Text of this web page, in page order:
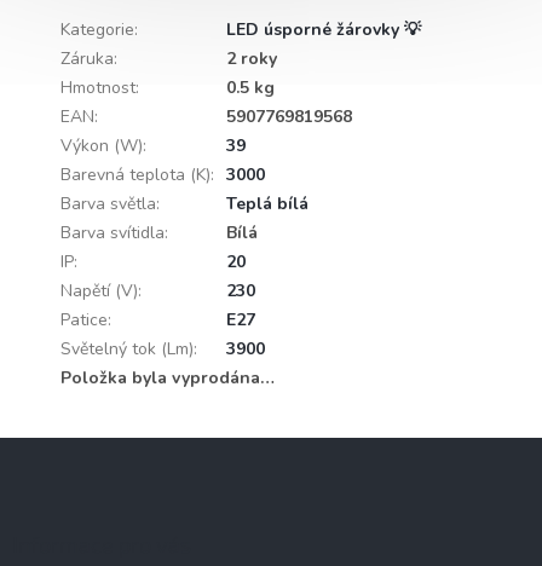
Kategorie:
LED úsporné žárovky 💡
Záruka:
2 roky
Hmotnost:
0.5 kg
EAN:
5907769819568
Výkon (W):
39
Barevná teplota (K): 3000
Barva světla:
Teplá bílá
Barva svítidla:
Bílá
IP:
20
Napětí (V):
230
Patice:
E27
Světelný tok (Lm):
3900
Položka byla vyprodána…